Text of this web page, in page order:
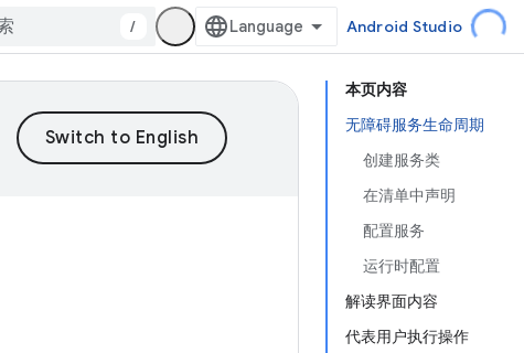
/ Android Studio
本页内容
无障碍服务生命周期
创建服务类
在清单中声明
配置服务
运行时配置
解读界面内容
代表用户执行操作